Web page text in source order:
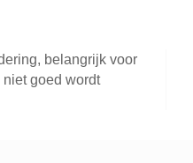
belangrijk voor
goed wordt